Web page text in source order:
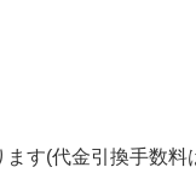
す(代金引換手数料